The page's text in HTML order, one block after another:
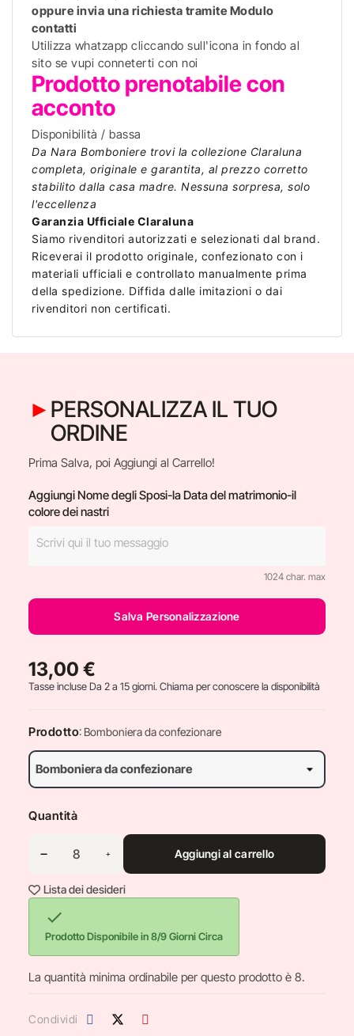
oppure invia una richiesta tramite Modulo
contatti
Utilizza whatzapp cliccando sull'icona in fondo al
sito se vupi conneterti con noi
Prodotto prenotabile con
acconto
Disponibilità / bassa
Da Nara Bomboniere trovi la collezione Claraluna
completa, originale e garantita, al prezzo corretto
stabilito dalla casa madre. Nessuna sorpresa, solo
l'eccellenza
Garanzia Ufficiale Claraluna
Siamo rivenditori autorizzati e selezionati dal brand.
Riceverai il prodotto originale, confezionato con i
materiali ufficiali e controllato manualmente prima
della spedizione. Diffida dalle imitazioni o dai
rivenditori non certificati.
PERSONALIZZA IL TUO
ORDINE
Prima Salva, poi Aggiungi al Carrello!
Aggiungi Nome degli Sposi-la Data del matrimonio-il
colore dei nastri
1024 char. max
Salva Personalizzazione
13,00 €
Tasse incluseDa 2 a 15 giorni. Chiama per conoscere la disponibilità
Prodotto: Bomboniera da confezionare
Quantità
Aggiungi al carrello
Lista dei desideri

Prodotto Disponibile in 8/9 Giorni Circa
La quantità minima ordinabile per questo prodotto è 8.
Condividi